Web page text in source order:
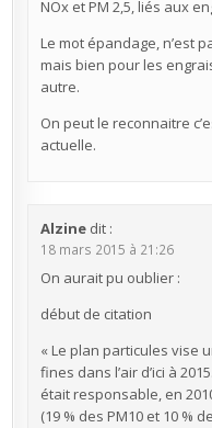
NOx et PM 2,5, liés aux
Le mot épandage, n’est
mais bien pour les
autre.
On peut le reconnaitre
actuelle.
Alzine dit :
18 mars 2015 à 21:26
On aurait pu oublier :
début de citation
« Le plan particules vise
fines dans l’air d’ici à
était responsable, en
(19 % des PM10 et 10 %